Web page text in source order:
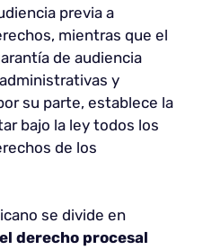
previa a
mientras que el
de audiencia
y
su parte, establece la
bajo la ley todos los
de los
se divide en
el derecho procesal